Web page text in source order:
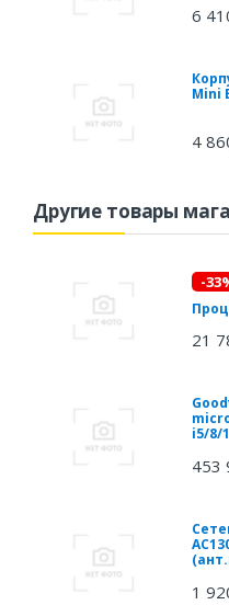
6
Mini
4
Другие товары
-
21
i5/8/
453
1